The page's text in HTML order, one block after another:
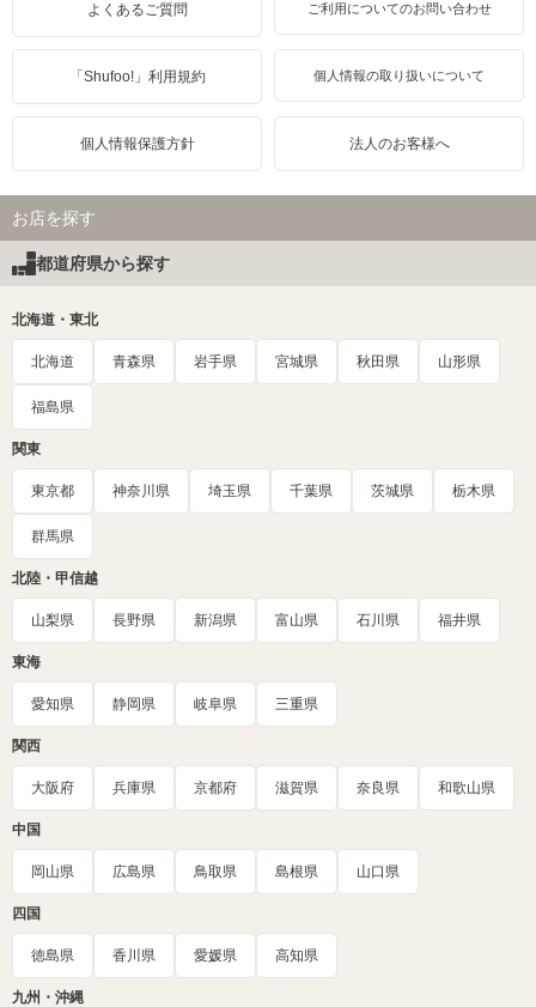
よくあるご質問 ご利用についてのお問い合わせ
「Shufoo!」利用規約 個人情報の取り扱いについて
個人情報保護方針 法人のお客様へ
お店を探す
都道府県から探す
北海道・東北
北海道 青森県 岩手県 宮城県 秋田県 山形県
福島県
関東
東京都 神奈川県 埼玉県 千葉県 茨城県 栃木県
群馬県
北陸・甲信越
山梨県 長野県 新潟県 富山県 石川県 福井県
東海
愛知県 静岡県 岐阜県 三重県
関西
大阪府 兵庫県 京都府 滋賀県 奈良県 和歌山県
中国
岡山県 広島県 鳥取県 島根県 山口県
四国
徳島県 香川県 愛媛県 高知県
九州・沖縄